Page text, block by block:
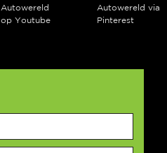
Autowereld
op Youtube
Autowereld via
Pinterest